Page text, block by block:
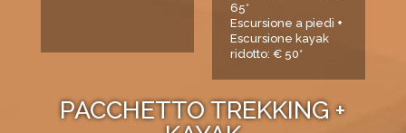
65*
Escursione a piedi +
Escursione kayak
ridotto: € 50*
PACCHETTO TREKKING +